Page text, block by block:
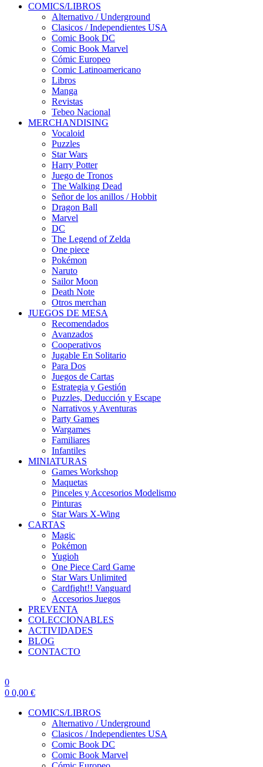
COMICS/LIBROS
Alternativo / Underground
Clasicos / Independientes USA
Comic Book DC
Comic Book Marvel
Cómic Europeo
Comic Latinoamericano
Libros
Manga
Revistas
Tebeo Nacional
MERCHANDISING
Vocaloid
Puzzles
Star Wars
Harry Potter
Juego de Tronos
The Walking Dead
Señor de los anillos / Hobbit
Dragon Ball
Marvel
DC
The Legend of Zelda
One piece
Pokémon
Naruto
Sailor Moon
Death Note
Otros merchan
JUEGOS DE MESA
Recomendados
Avanzados
Cooperativos
Jugable En Solitario
Para Dos
Juegos de Cartas
Estrategia y Gestión
Puzzles, Deducción y Escape
Narrativos y Aventuras
Party Games
Wargames
Familiares
Infantiles
MINIATURAS
Games Workshop
Maquetas
Pinceles y Accesorios Modelismo
Pinturas
Star Wars X-Wing
CARTAS
Magic
Pokémon
Yugioh
One Piece Card Game
Star Wars Unlimited
Cardfight!! Vanguard
Accesorios Juegos
PREVENTA
COLECCIONABLES
ACTIVIDADES
BLOG
CONTACTO
0
0 0,00 €
COMICS/LIBROS
Alternativo / Underground
Clasicos / Independientes USA
Comic Book DC
Comic Book Marvel